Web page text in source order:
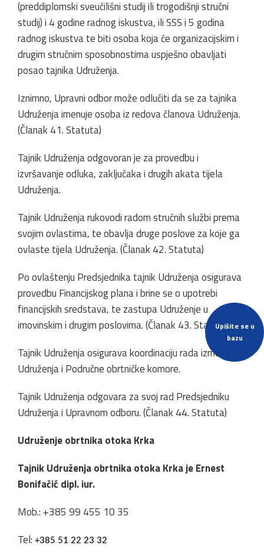
Upišite se u
bazu
(preddiplomski sveučilišni studij ili trogodišnji stručni
studij) i 4 godine radnog iskustva, ili SSS i 5 godina
radnog iskustva te biti osoba koja će organizacijskim i
drugim stručnim sposobnostima uspješno obavljati
posao tajnika Udruženja.
Iznimno, Upravni odbor može odlučiti da se za tajnika
Udruženja imenuje osoba iz redova članova Udruženja.
(Članak 41. Statuta)
Tajnik Udruženja odgovoran je za provedbu i
izvršavanje odluka, zaključaka i drugih akata tijela
Udruženja.
Tajnik Udruženja rukovodi radom stručnih službi prema
svojim ovlastima, te obavlja druge poslove za koje ga
ovlaste tijela Udruženja. (Članak 42. Statuta)
Po ovlaštenju Predsjednika tajnik Udruženja osigurava
provedbu Financijskog plana i brine se o upotrebi
financijskih sredstava, te zastupa Udruženje u
imovinskim i drugim poslovima. (Članak 43. Statuta)
Tajnik Udruženja osigurava koordinaciju rada između
Udruženja i Područne obrtničke komore.
Tajnik Udruženja odgovara za svoj rad Predsjedniku
Udruženja i Upravnom odboru. (Članak 44. Statuta)
Udruženje obrtnika otoka Krka
Tajnik Udruženja obrtnika otoka Krka je Ernest
Bonifačić dipl. iur.
Mob.: +385 99 455 10 35
Tel: +385 51 22 23 32